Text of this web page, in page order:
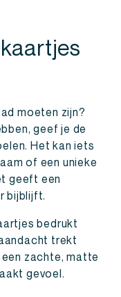
moeten zijn?
geef je de
Het kan iets
of een unieke
geeft een
bijblijft.
bedrukt
trekt
zachte, matte
gevoel.